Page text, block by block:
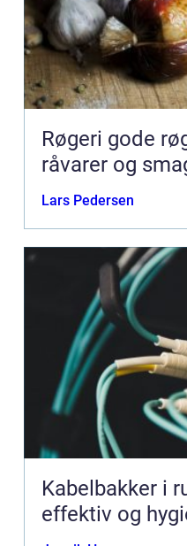
Røgeri gode røgvarer, lokale
råvarer og
Lars Pedersen
Kabelbakker i
effektiv og